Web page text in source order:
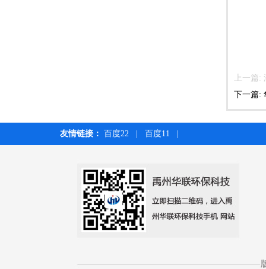
上一篇:
下一篇:
友情链接： 百度22 百度11